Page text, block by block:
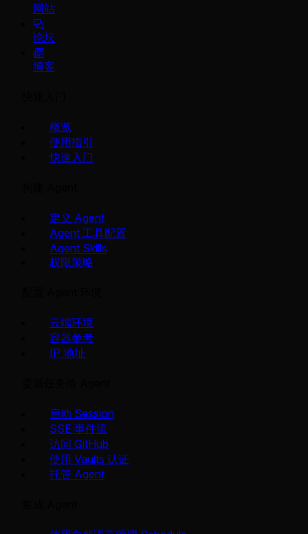
网站
论坛
博客
概览
使用指引
快速入门
定义 Agent
Agent 工具配置
Agent Skills
权限策略
云端环境
容器参考
IP 地址
启动 Session
SSE 事件流
访问 GitHub
使用 Vaults 认证
托管 Agent